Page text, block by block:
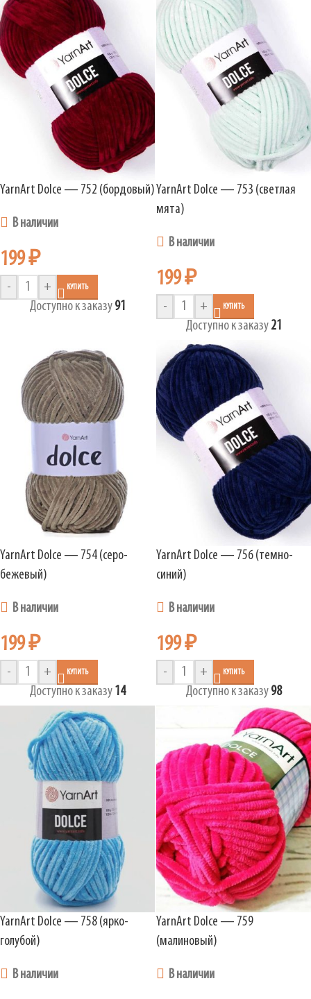
YarnArt Dolce — 752 (бордовый)
В наличии
199₽
- + КУПИТЬ
Доступно к заказу 91
YarnArt Dolce — 753 (светлая
мята)
В наличии
199₽
- + КУПИТЬ
Доступно к заказу 21
YarnArt Dolce — 754 (серо-
бежевый)
В наличии
199₽
- + КУПИТЬ
Доступно к заказу 14
YarnArt Dolce — 756 (темно-
синий)
В наличии
199₽
- + КУПИТЬ
Доступно к заказу 98
YarnArt Dolce — 758 (ярко-
голубой)
В наличии
YarnArt Dolce — 759
(малиновый)
В наличии